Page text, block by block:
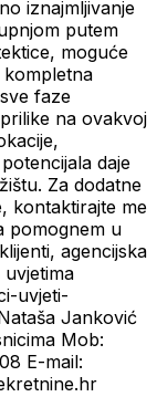
iznajmljivanje
putem
moguće
faze
na ovakvoj
daje
Za dodatne
kontaktirajte me
pomognem u
agencijska
uvjeti-
Janković
Mob:
E-mail: